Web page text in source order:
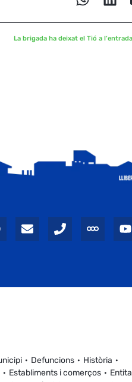
La brigada ha deixat el Tió a
Defuncions
Història
Establiments i comerços